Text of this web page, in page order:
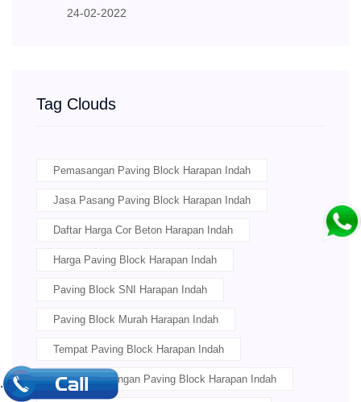
24-02-2022
Tag Clouds
Pemasangan Paving Block Harapan Indah
Jasa Pasang Paving Block Harapan Indah
Daftar Harga Cor Beton Harapan Indah
Harga Paving Block Harapan Indah
Paving Block SNI Harapan Indah
Paving Block Murah Harapan Indah
Tempat Paving Block Harapan Indah
Jasa Pemasangan Paving Block Harapan Indah
.